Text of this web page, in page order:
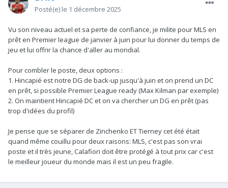
Posté(e) le 1 décembre 2025
Vu son niveau actuel et sa perte de confiance, je milite pour MLS en
prêt en Premier league de janvier à juin pour lui donner du temps de
jeu et lui offrir la chance d'aller au mondial.
Pour combler le poste, deux options :
1. Hincapié est notre DG de back-up jusqu'à juin et on prend un DC
en prêt, si possible Premier League ready (Max Kilman par exemple)
2. On maintient Hincapié DC et on va chercher un DG en prêt (pas
trop d'idées du profil)
Je pense que se séparer de Zinchenko ET Tierney cet été était
quand même couillu pour deux raisons: MLS, c'est pas son vrai
poste et il très jeune, Calafiori doit être protégé à tout prix car c'est
le meilleur joueur du monde mais il est un peu fragile.